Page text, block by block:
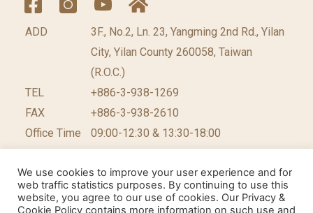
ADD
3F., No.2, Ln. 23, Yangming 2nd Rd., Yilan
City, Yilan County 260058, Taiwan
(R.O.C.)
TEL
+886-3-938-1269
FAX
+886-3-938-2610
Office Time
09:00-12:30 & 13:30-18:00
©2026 台灣休閒農業發展協會 版權所有. 網頁設計公
We use cookies to improve your user experience and for
web traffic statistics purposes. By continuing to use this
website, you agree to our use of cookies. Our Privacy &
Cookie Policy contains more information on such use and